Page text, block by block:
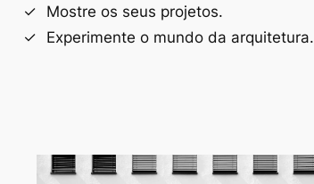
Mostre os seus projetos.
Experimente o mundo da arquitetura.